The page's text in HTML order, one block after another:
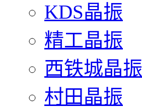
KDS晶振
精工晶振
西铁城晶振
村田晶振